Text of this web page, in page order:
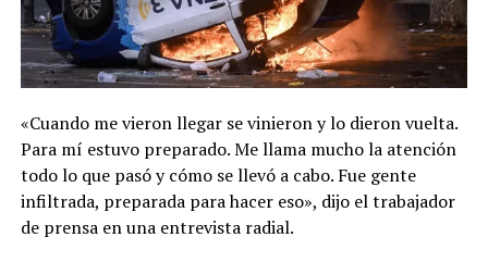
«Cuando me vieron llegar se vinieron y lo dieron vuelta.
Para mí estuvo preparado. Me llama mucho la atención
todo lo que pasó y cómo se llevó a cabo. Fue gente
infiltrada, preparada para hacer eso», dijo el trabajador
de prensa en una entrevista radial.